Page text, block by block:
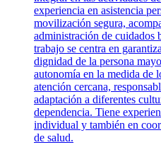
experiencia en asistencia
movilización segura,
administración de cuidados
trabajo se centra en
dignidad de la persona
autonomía en la medida de
atención cercana,
adaptación a diferentes
dependencia. Tiene
individual y también en
de salud.